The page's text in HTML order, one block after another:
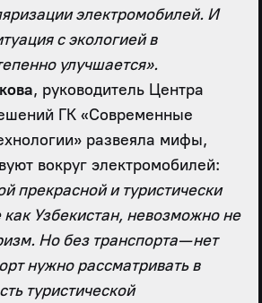
электромобилей. И
с экологией в
улучшается».
, руководитель Центра
ГК «Современные
развеяла мифы,
вокруг электромобилей:
прекрасной и туристически
как Узбекистан, невозможно не
Но без транспорта — нет
нужно рассматривать в
туристической